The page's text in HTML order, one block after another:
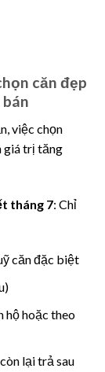
căn đẹp
việc chọn
giá trị tăng
tháng 7: Chỉ
căn đặc biệt
hộ hoặc theo
lại trả sau